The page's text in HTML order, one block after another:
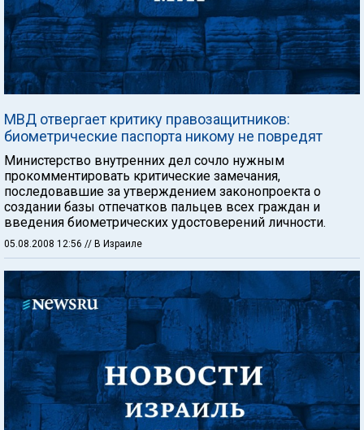
МВД отвергает критику правозащитников:
биометрические паспорта никому не повредят
Министерство внутренних дел сочло нужным
прокомментировать критические замечания,
последовавшие за утверждением законопроекта о
создании базы отпечатков пальцев всех граждан и
введения биометрических удостоверений личности.
05.08.2008 12:56 // В Израиле